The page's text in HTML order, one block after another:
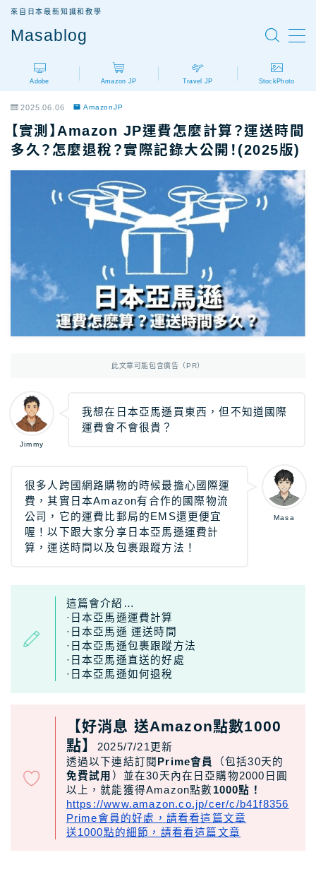
Masablog
來自日本最新知識和教學
AdobeCC｜學生優惠
AdobeCC｜續約優惠？
AdobeCC｜企業版
Photoshop價格
Premiere價格
Acrobat Pro價格
Photoshop Photoshop教學
日亞｜最新優惠券
日亞｜必買2025
日亞｜Amazon Music
日本樂天｜最新優惠
日本轉運推薦Rakuten Global教學
TravelJP 日本旅遊超值資訊
日本租車｜8大租車網站比較
日本租車｜樂天租車 最便宜
日本租車｜ToCoo!租車網
日本租車｜日本高速公路攻略
Stockphoto 付費圖庫，免費圖庫介紹
4大付費素材網站比較
Adobe Stock素材網站
Shutterstock素材網站
Adobe Amazon JP Travel JP StockPhoto
2025.06.06 AmazonJP
【實測】Amazon JP運費怎麼計算？運送時間
多久？怎麼退稅？實際記錄大公開！(2025版)
此文章可能包含廣告（PR）
Jimmy
我想在日本亞馬遜買東西，但不知道國際
運費會不會很貴？
Masa
很多人跨國網路購物的時候最擔心國際運
費，其實日本Amazon有合作的國際物流
公司，它的運費比郵局的EMS還更便宜
喔！以下跟大家分享日本亞馬遜運費計
算，運送時間以及包裹跟蹤方法！
這篇會介紹…
·日本亞馬遜運費計算
·日本亞馬遜 運送時間
·日本亞馬遜包裹跟蹤方法
·日本亞馬遜直送的好處
·日本亞馬遜如何退稅
【好消息 送Amazon點數1000
點】
2025/7/21更新
透過以下連結訂閱 Prime會員
（包括30天的
免費試用 ）並在30天內在日亞購物2000日圓
以上，就能獲得Amazon點數1000點！
https://www.amazon.co.jp/cer/c/b41f8356
Prime會員的好處，請看看這篇文章
送1000點的細節，請看看這篇文章